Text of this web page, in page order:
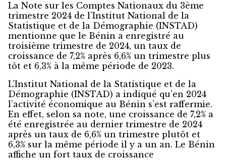
La Note sur les Comptes Nationaux du 3ème
trimestre 2024 de l’Institut National de la
Statistique et de la Démographie (INSTAD)
mentionne que le Bénin a enregistré au
troisième trimestre de 2024, un taux de
croissance de 7,2% après 6,6% un trimestre plus
tôt et 6,3% à la même période de 2023.
L’Institut National de la Statistique et de la
Démographie (INSTAD) a indiqué qu’en 2024
l’activité économique au Bénin s’est raffermie.
En effet, selon sa note, une croissance de 7,2% a
été enregistrée au dernier trimestre de 2024
après un taux de 6,6% un trimestre plutôt et
6,3% sur la même période il y a un an. Le Bénin
affiche un fort taux de croissance